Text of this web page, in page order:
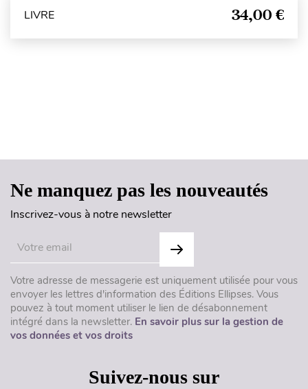
LIVRE 34,00 €
Ne manquez pas les nouveautés
Inscrivez-vous à notre newsletter
Votre adresse de messagerie est uniquement utilisée pour vous
envoyer les lettres d'information des Éditions Ellipses. Vous
pouvez à tout moment utiliser le lien de désabonnement
intégré dans la newsletter. En savoir plus sur la gestion de
vos données et vos droits
Suivez-nous sur